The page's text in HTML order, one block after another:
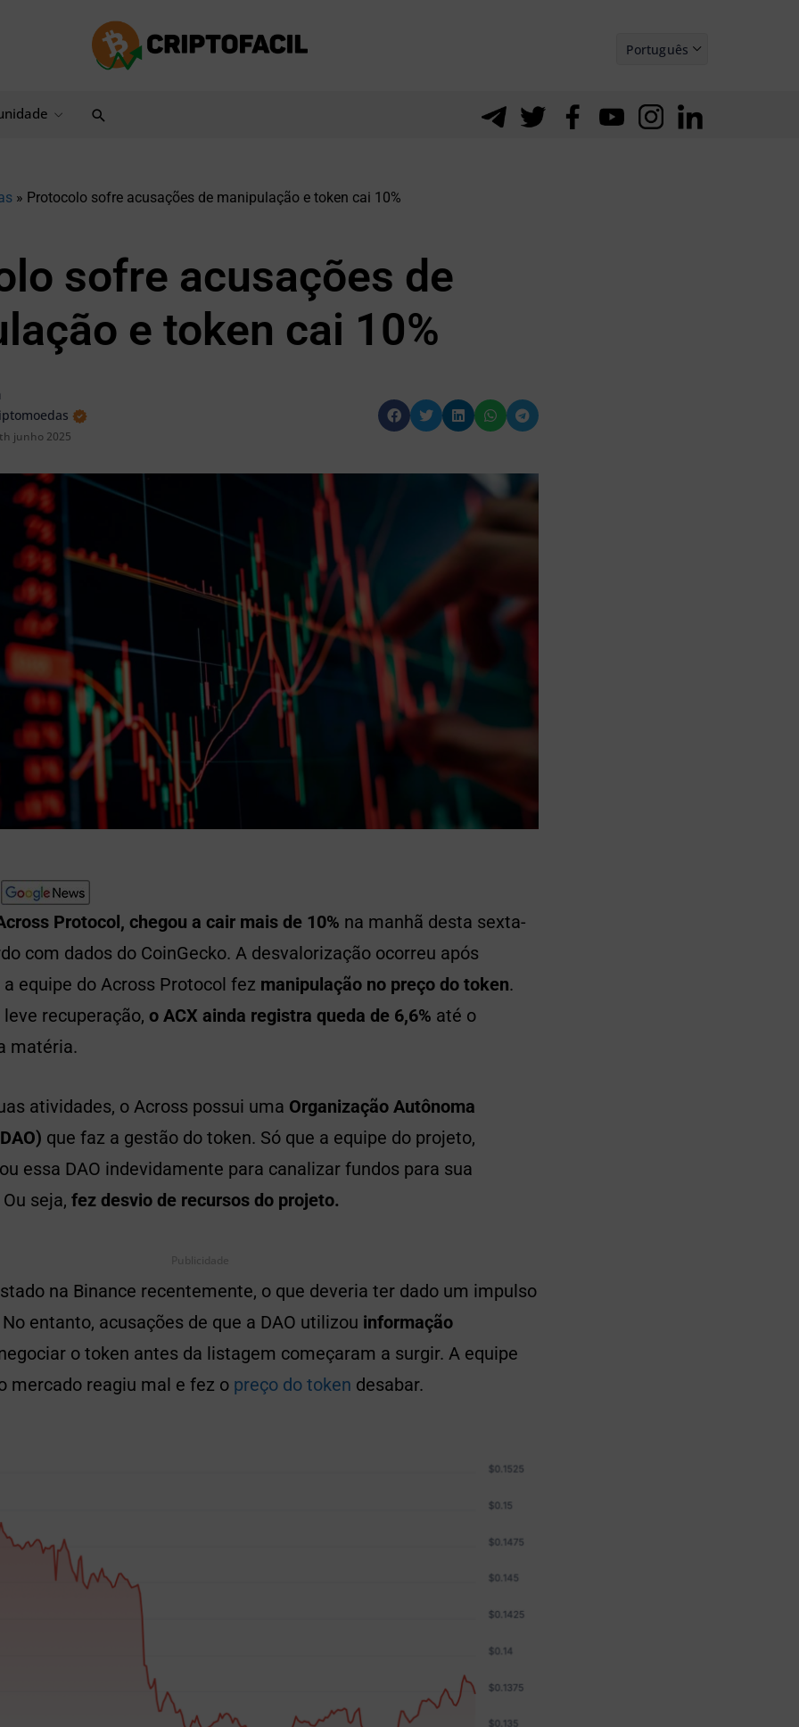
Português
Pesquisar
» Protocolo sofre acusações de manipulação e token cai 10%
sofre acusações de
e token cai 10%
junho 2025
Protocol, chegou a cair mais de 10% na manhã desta sexta-
com dados do CoinGecko. A desvalorização ocorreu após
equipe do Across Protocol fez manipulação no preço do token.
recuperação, o ACX ainda registra queda de 6,6% até o
matéria.
atividades, o Across possui uma Organização Autônoma
que faz a gestão do token. Só que a equipe do projeto,
essa DAO indevidamente para canalizar fundos para sua
seja, fez desvio de recursos do projeto.
Publicidade
na Binance recentemente, o que deveria ter dado um impulso
entanto, acusações de que a DAO utilizou informação
o token antes da listagem começaram a surgir. A equipe
mercado reagiu mal e fez o preço do token desabar.